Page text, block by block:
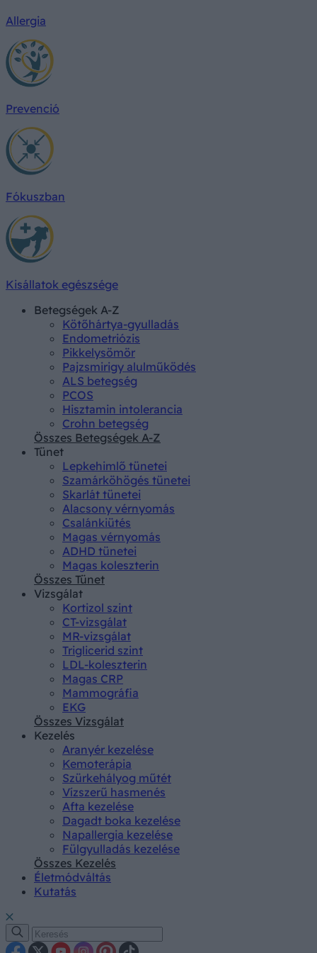
Allergia
Prevenció
Fókuszban
Kisállatok egészsége
Betegségek A-Z
Kötőhártya-gyulladás
Endometriózis
Pikkelysömör
Pajzsmirigy alulműködés
ALS betegség
PCOS
Hisztamin intolerancia
Crohn betegség
Összes Betegségek A-Z
Tünet
Lepkehimlő tünetei
Szamárköhögés tünetei
Skarlát tünetei
Alacsony vérnyomás
Csalánkiütés
Magas vérnyomás
ADHD tünetei
Magas koleszterin
Összes Tünet
Vizsgálat
Kortizol szint
CT-vizsgálat
MR-vizsgálat
Triglicerid szint
LDL-koleszterin
Magas CRP
Mammográfia
EKG
Összes Vizsgálat
Kezelés
Aranyér kezelése
Kemoterápia
Szürkehályog műtét
Vízszerű hasmenés
Afta kezelése
Dagadt boka kezelése
Napallergia kezelése
Fülgyulladás kezelése
Összes Kezelés
Életmódváltás
Kutatás